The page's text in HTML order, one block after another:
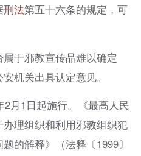
刑法第五十六条的规定，可
于邪教宣传品难以确定
机关出具认定意见。
月1日起施行。《最高人民
理组织和利用邪教组织犯
的解释》（法释〔1999〕